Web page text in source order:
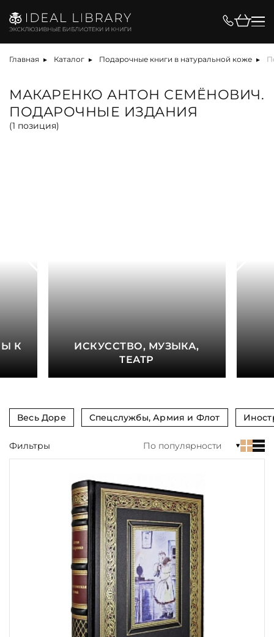
Главная Каталог Подарочные книги в натуральной коже
МАКАРЕНКО АНТОН СЕМЁНОВИЧ.
ПОДАРОЧНЫЕ ИЗДАНИЯ
(1 позиция)
К
ИСКУССТВО, МУЗЫКА,
ТЕАТР
Весь Доре Спецслужбы, Армия и Флот
Цена, ₽
Вид
Язык
Обрез
Тиснение
Пол и возраст
Фильтры По популярности